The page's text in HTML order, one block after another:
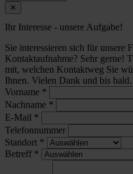
✕
Ihr Interesse - unsere Aufgabe!
Sie interessieren sich für unsere
Kontaktaufnahme? Sehr gerne!
mit, welchen Kontaktweg Sie
Ihnen. Vielen Dank und bis bald.
Vorname *
Nachname *
E-Mail *
Telefonnummer
Standort *
Betreff *